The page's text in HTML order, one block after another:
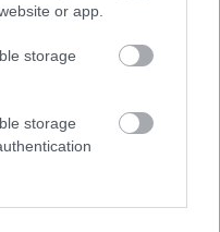
or app.
storage
storage
and other
szakirányú